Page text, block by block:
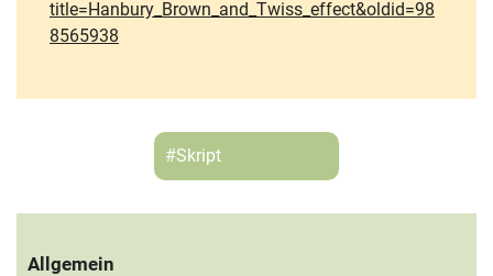
title=Hanbury_Brown_and_Twiss_effect&oldid=98
8565938
#Skript
Allgemein